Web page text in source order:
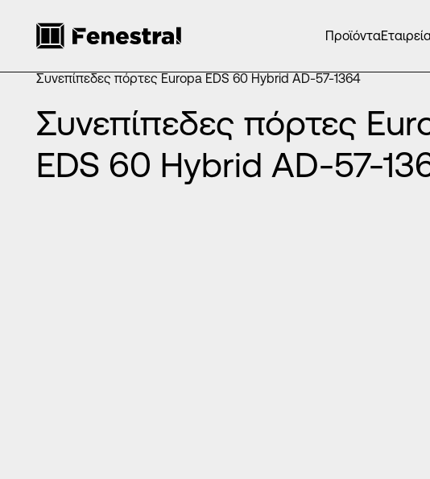
Προϊόντα
ΑΡΧΙΚΉ ΠΡΟΪΌΝΤΑ/ΠΌΡΤΕΣ ΕΙΣΌΔΟΥ ΑΛΟΥΜΙΝΊΟΥ
Συνεπίπεδες πόρτες Europa EDS 60 Hybrid AD-57-1364
Συνεπίπεδες πόρτες
EDS 60 Hybrid AD-57-